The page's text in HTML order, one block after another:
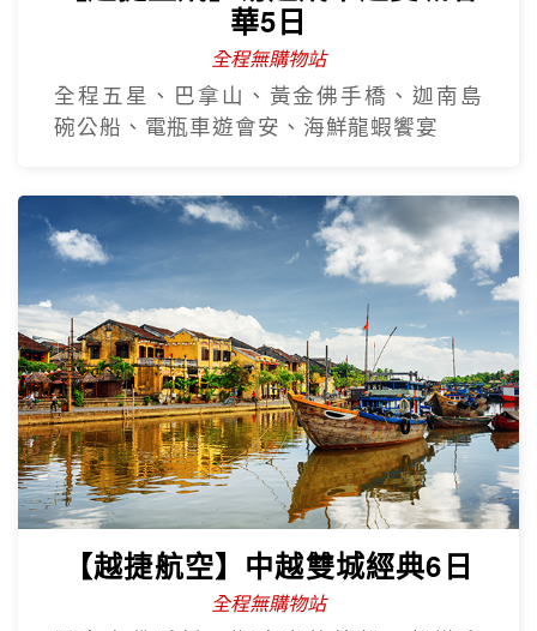
華5日
全程無購物站
全程五星、巴拿山、黃金佛手橋、迦南島
碗公船、電瓶車遊會安、海鮮龍蝦饗宴
【越捷航空】中越雙城經典6日
全程無購物站